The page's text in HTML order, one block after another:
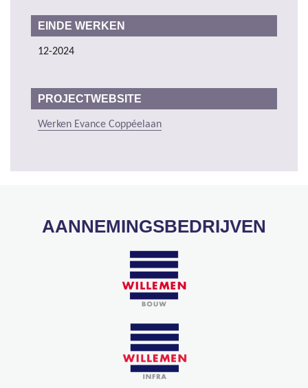
EINDE WERKEN
12-2024
PROJECTWEBSITE
Werken Evance Coppéelaan
AANNEMINGSBEDRIJVEN